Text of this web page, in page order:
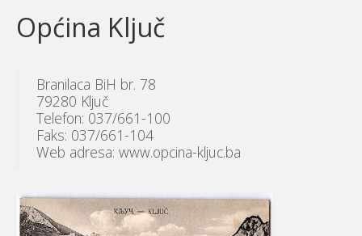
Općina Ključ
Branilaca BiH br. 78
79280 Ključ
Telefon: 037/661-100
Faks: 037/661-104
Web adresa: www.opcina-kljuc.ba